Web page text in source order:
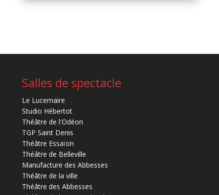
Salles de spectacle
Le Lucernaire
Studio Hébertot
Théâtre de l'Odéon
TGP Saint Denis
Théâtre Essaïon
Théâtre de Belleville
Manufacture des Abbesses
Théâtre de la ville
Théâtre des Abbesses